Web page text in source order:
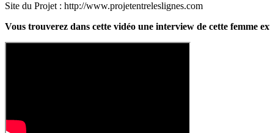
Site du Projet : http://www.projetentreleslignes.com
Vous trouverez dans cette vidéo une interview de cette femme